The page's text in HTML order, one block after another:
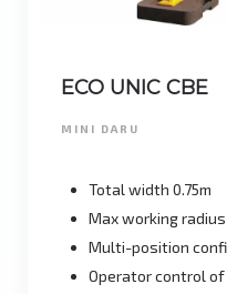
ECO UNIC CBE
MINI DARU
Total width 0.75m
Max working radius
Multi-position
Operator control